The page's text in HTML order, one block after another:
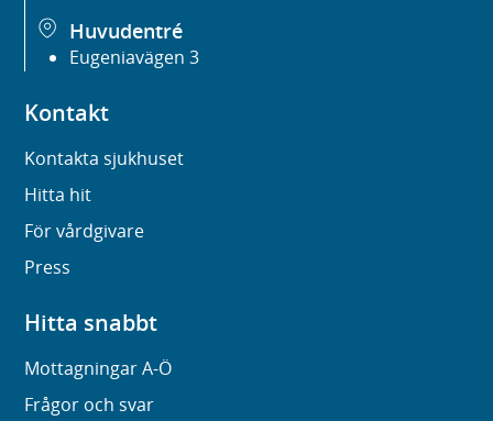
Huvudentré
Eugeniavägen 3
Kontakt
Kontakta sjukhuset
Hitta hit
För vårdgivare
Press
Hitta snabbt
Mottagningar A-Ö
Frågor och svar